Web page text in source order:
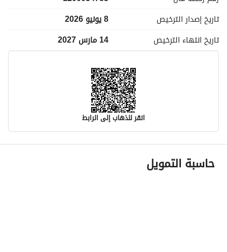
تاريخ إصدار الترخيص
8 يونيو 2026
تاريخ انتهاء الترخيص 14 مارس 2027
انقر للذهاب إلى الرابط
معلومات مسؤول الإعلان
اسم المسؤول
حاسبة التمويل